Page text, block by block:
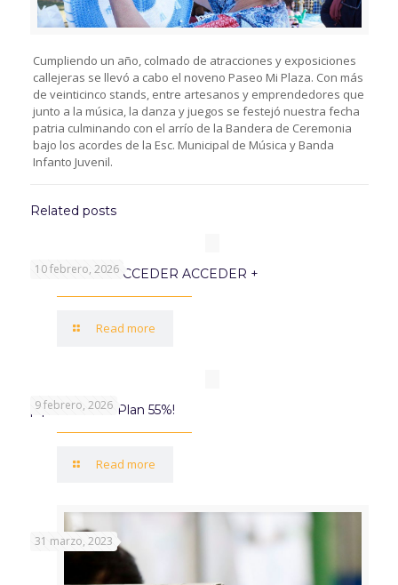
Cumpliendo un año, colmado de atracciones y exposiciones
callejeras se llevó a cabo el noveno Paseo Mi Plaza. Con más
de veinticinco stands, entre artesanos y emprendedores que
junto a la música, la danza y juegos se festejó nuestra fecha
patria culminando con el arrío de la Bandera de Ceremonia
bajo los acordes de la Esc. Municipal de Música y Banda
Infanto Juvenil.
Related posts
10 febrero, 2026
PROGRAMA ACCEDER ACCEDER +
Read more
9 febrero, 2026
¡Aprovechá el Plan 55%!
Read more
31 marzo, 2023